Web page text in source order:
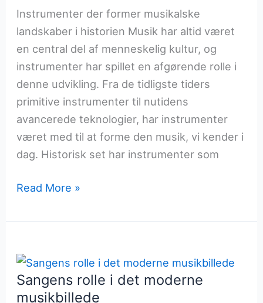
Instrumenter der former musikalske
landskaber i historien Musik har altid været
en central del af menneskelig kultur, og
instrumenter har spillet en afgørende rolle i
denne udvikling. Fra de tidligste tiders
primitive instrumenter til nutidens
avancerede teknologier, har instrumenter
været med til at forme den musik, vi kender i
dag. Historisk set har instrumenter som
Instrumenter
former
landskaber
Read More »
Sangens rolle i det moderne
musikbillede